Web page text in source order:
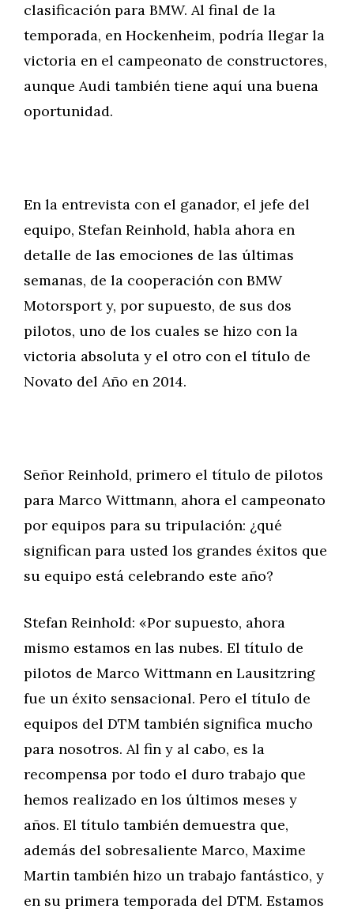
clasificación para BMW. Al final de la
temporada, en Hockenheim, podría llegar la
victoria en el campeonato de constructores,
aunque Audi también tiene aquí una buena
oportunidad.
En la entrevista con el ganador, el jefe del
equipo, Stefan Reinhold, habla ahora en
detalle de las emociones de las últimas
semanas, de la cooperación con BMW
Motorsport y, por supuesto, de sus dos
pilotos, uno de los cuales se hizo con la
victoria absoluta y el otro con el título de
Novato del Año en 2014.
Señor Reinhold, primero el título de pilotos
para Marco Wittmann, ahora el campeonato
por equipos para su tripulación: ¿qué
significan para usted los grandes éxitos que
su equipo está celebrando este año?
Stefan Reinhold: «Por supuesto, ahora
mismo estamos en las nubes. El título de
pilotos de Marco Wittmann en Lausitzring
fue un éxito sensacional. Pero el título de
equipos del DTM también significa mucho
para nosotros. Al fin y al cabo, es la
recompensa por todo el duro trabajo que
hemos realizado en los últimos meses y
años. El título también demuestra que,
además del sobresaliente Marco, Maxime
Martin también hizo un trabajo fantástico, y
en su primera temporada del DTM. Estamos